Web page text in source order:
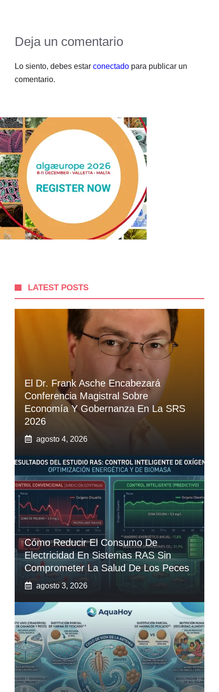
Deja un comentario
Lo siento, debes estar conectado para publicar un
comentario.
LATEST POSTS
El Dr. Frank Asche Encabezará
Conferencia Magistral Sobre
Economía Y Gobernanza En La SRS
2026
agosto 4, 2026
Cómo Reducir El Consumo De
Electricidad En Sistemas RAS Sin
Comprometer La Salud De Los Peces
agosto 3, 2026